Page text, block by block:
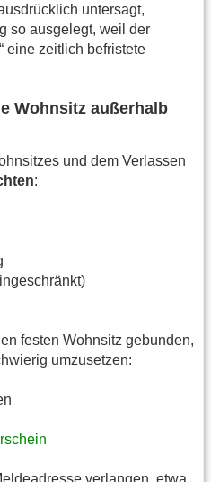
untersagt,
so ausgelegt, weil der
eine zeitlich befristete
Wohnsitz außerhalb
und dem Verlassen
:
festen Wohnsitz gebunden,
umzusetzen: